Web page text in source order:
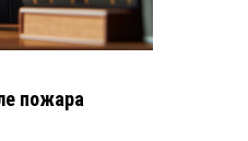
пожара